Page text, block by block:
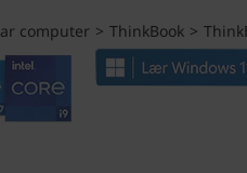
computer > ThinkBook >